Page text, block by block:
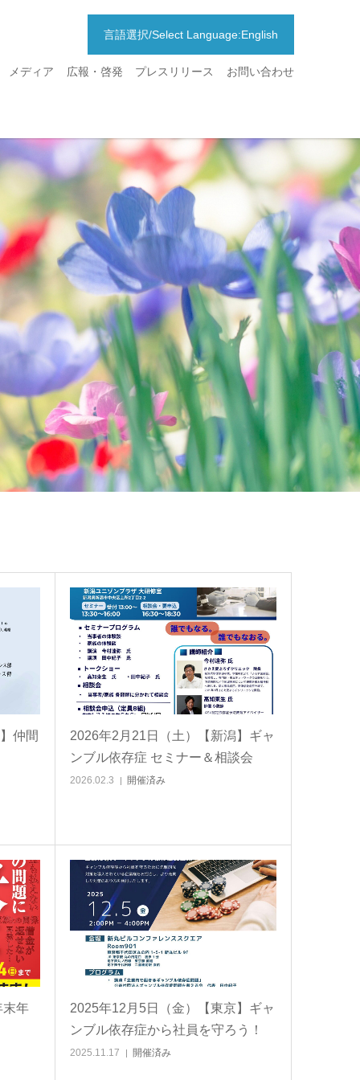
言語選択/Select Language:English
メディア 広報・啓発 プレスリリース お問い合わせ
仲間
2026年2月21日（土）【新潟】ギャ
ンブル依存症 セミナー＆相談会
2026.02.3 開催済み
末年
2025年12月5日（金）【東京】ギャ
ンブル依存症から社員を守ろう！
2025.11.17 開催済み